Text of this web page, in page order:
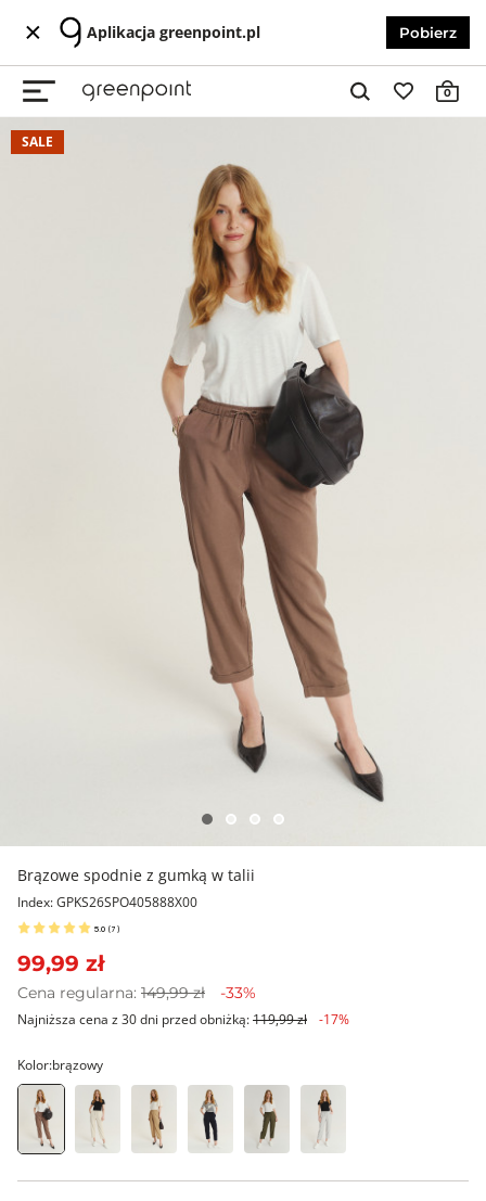
Aplikacja greenpoint.pl Pobierz
0
SALE
Brązowe spodnie z gumką w talii
Index: GPKS26SPO405888X00
5.0 (7 )
99,99 zł
Cena regularna: 149,99 zł -33%
Najniższa cena z 30 dni przed obniżką:119,99 zł -17%
Kolor:brązowy